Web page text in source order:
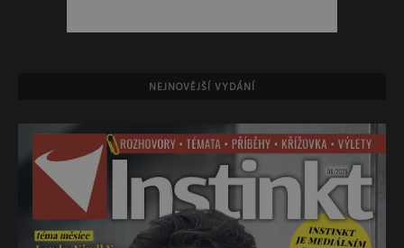
NEJNOVĚJŠÍ VYDÁNÍ